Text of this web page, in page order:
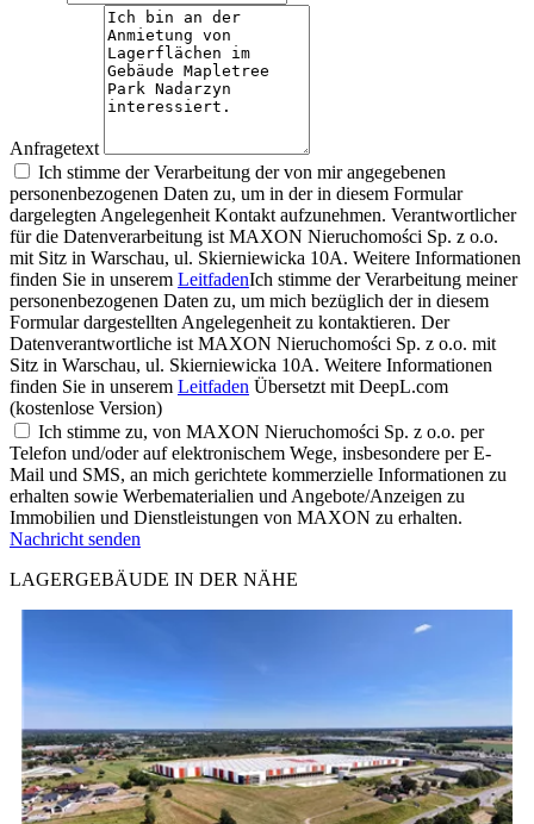
Anfragetext
Ich stimme der Verarbeitung der von mir angegebenen
personenbezogenen Daten zu, um in der in diesem Formular
dargelegten Angelegenheit Kontakt aufzunehmen. Verantwortlicher
für die Datenverarbeitung ist MAXON Nieruchomości Sp. z o.o.
mit Sitz in Warschau, ul. Skierniewicka 10A. Weitere Informationen
finden Sie in unserem LeitfadenIch stimme der Verarbeitung meiner
personenbezogenen Daten zu, um mich bezüglich der in diesem
Formular dargestellten Angelegenheit zu kontaktieren. Der
Datenverantwortliche ist MAXON Nieruchomości Sp. z o.o. mit
Sitz in Warschau, ul. Skierniewicka 10A. Weitere Informationen
finden Sie in unserem Leitfaden Übersetzt mit DeepL.com
(kostenlose Version)
Ich stimme zu, von MAXON Nieruchomości Sp. z o.o. per
Telefon und/oder auf elektronischem Wege, insbesondere per E-
Mail und SMS, an mich gerichtete kommerzielle Informationen zu
erhalten sowie Werbematerialien und Angebote/Anzeigen zu
Immobilien und Dienstleistungen von MAXON zu erhalten.
Nachricht senden
LAGERGEBÄUDE IN DER NÄHE